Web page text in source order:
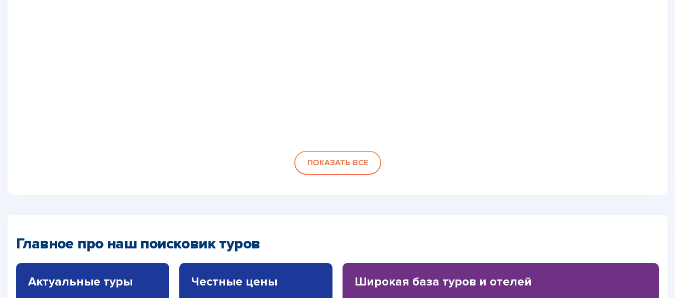
ПОКАЗАТЬ ВСЕ
Главное про наш поисковик туров
Актуальные туры Честные цены Широкая база туров и отелей